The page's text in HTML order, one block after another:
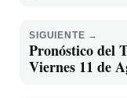
SIGUIENTE →
Pronóstico del
Viernes 11 de